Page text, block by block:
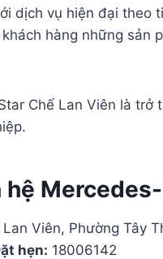
dịch vụ hiện đại theo
hàng những sản
Chế Lan Viên là
Viên, Phường Tây
hẹn: 18006142